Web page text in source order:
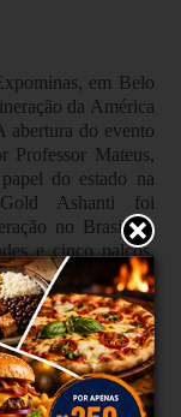
em Belo
da América
abertura do evento
Professor Mateus,
do estado na
Ashanti foi
no Brasil. O
e cinco palcos,
mineradoras e 460
2024-
governador-e-